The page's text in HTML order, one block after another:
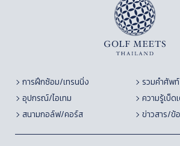
การฝึกซ้อม/เทรนนิ่ง
รวมคำศัพท์
อุปกรณ์/ไอเทม
ความรู้เบ็
สนามกอล์ฟ/คอร์ส
ข่าวสาร/ข้